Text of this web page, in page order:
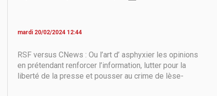
mardi 20/02/2024 12:44
RSF versus CNews : Ou l’art d’ asphyxier les opinions
en prétendant renforcer l’information, lutter pour la
liberté de la presse et pousser au crime de lèse-